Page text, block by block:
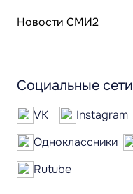
Новости СМИ2
Социальные сети
VK Instagram
Одноклассники
Rutube